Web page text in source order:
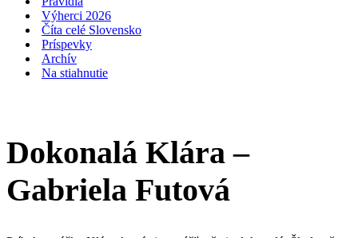
Výherci 2026
Číta celé Slovensko
Príspevky
Archív
Na stiahnutie
Dokonalá Klára –
Gabriela Futová